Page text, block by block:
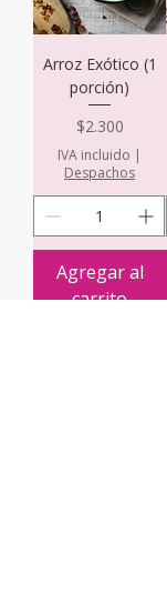
Arroz Exótico (1
porción)
Precio
$2.300
IVA incluido |
Despachos
Agregar al
carrito